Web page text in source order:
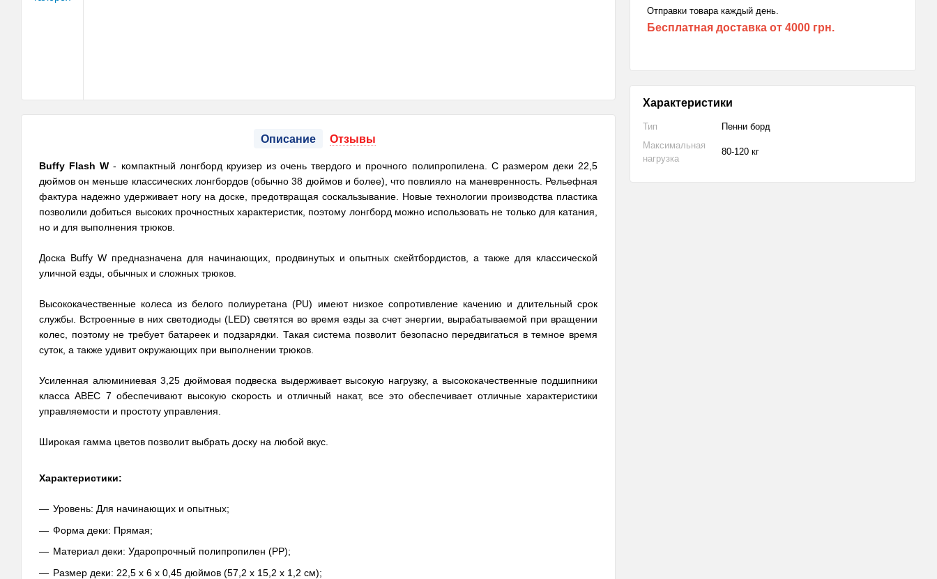
Описание Отзывы
Buffy Flash W - компактный лонгборд круизер из очень твердого и прочного полипропилена. С размером деки 22,5
дюймов он меньше классических лонгбордов (обычно 38 дюймов и более), что повлияло на маневренность. Рельефная
фактура надежно удерживает ногу на доске, предотвращая соскальзывание. Новые технологии производства пластика
позволили добиться высоких прочностных характеристик, поэтому лонгборд можно использовать не только для катания,
но и для выполнения трюков.
Доска Buffy W предназначена для начинающих, продвинутых и опытных скейтбордистов, а также для классической
уличной езды, обычных и сложных трюков.
Высококачественные колеса из белого полиуретана (PU) имеют низкое сопротивление качению и длительный срок
службы. Встроенные в них светодиоды (LED) светятся во время езды за счет энергии, вырабатываемой при вращении
колес, поэтому не требует батареек и подзарядки. Такая система позволит безопасно передвигаться в темное время
суток, а также удивит окружающих при выполнении трюков.
Усиленная алюминиевая 3,25 дюймовая подвеска выдерживает высокую нагрузку, а высококачественные подшипники
класса АВЕС 7 обеспечивают высокую скорость и отличный накат, все это обеспечивает отличные характеристики
управляемости и простоту управления.
Широкая гамма цветов позволит выбрать доску на любой вкус.
Характеристики:
Уровень: Для начинающих и опытных;
Форма деки: Прямая;
Материал деки: Ударопрочный полипропилен (PP);
Размер деки: 22,5 х 6 х 0,45 дюймов (57,2 x 15,2 x 1,2 см);
Отправки товара каждый день.
Бесплатная доставка от 4000 грн.
Характеристики
Тип
Пенни борд
Максимальная
нагрузка
80-120 кг